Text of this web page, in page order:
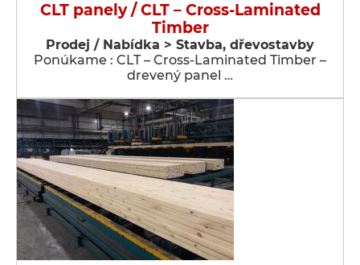
CLT panely / CLT – Cross-Laminated
Timber
Prodej / Nabídka > Stavba, dřevostavby
Ponúkame : CLT – Cross-Laminated Timber –
drevený panel …